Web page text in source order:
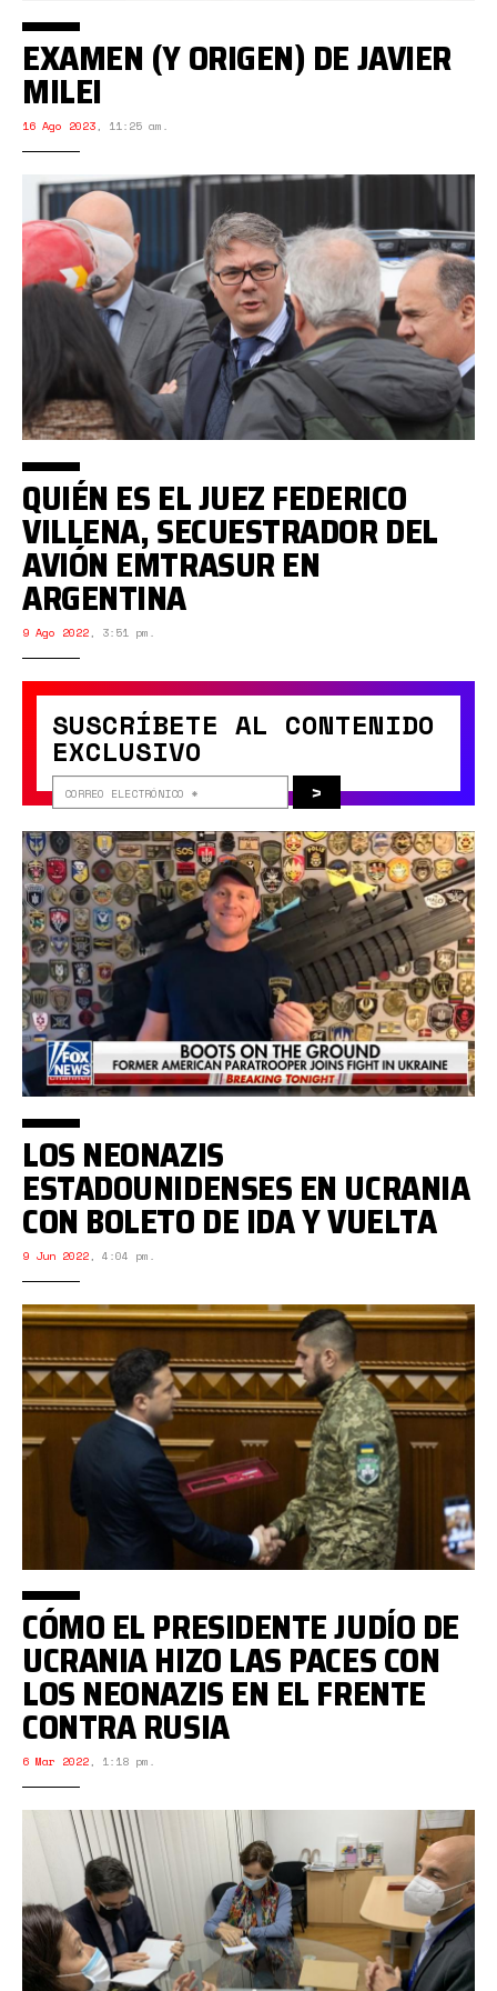
EXAMEN (Y ORIGEN) DE JAVIER
MILEI
16 Ago 2023, 11:25 am.
SUSCRÍBETE AL CONTENIDO
EXCLUSIVO
>
QUIÉN ES EL JUEZ FEDERICO
VILLENA, SECUESTRADOR DEL
AVIÓN EMTRASUR EN
ARGENTINA
9 Ago 2022, 3:51 pm.
LOS NEONAZIS
ESTADOUNIDENSES EN UCRANIA
CON BOLETO DE IDA Y VUELTA
9 Jun 2022, 4:04 pm.
CÓMO EL PRESIDENTE JUDÍO DE
UCRANIA HIZO LAS PACES CON
LOS NEONAZIS EN EL FRENTE
CONTRA RUSIA
6 Mar 2022, 1:18 pm.